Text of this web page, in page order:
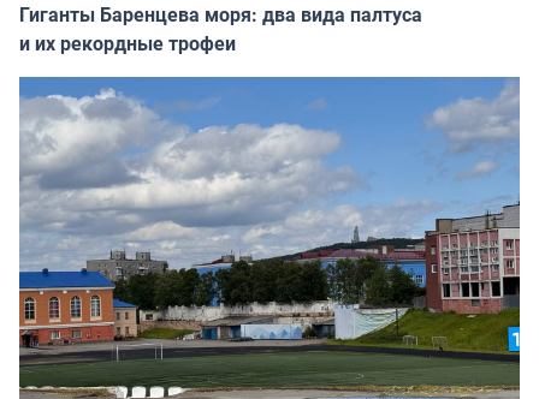
Гиганты Баренцева моря: два вида палтуса
и их рекордные трофеи